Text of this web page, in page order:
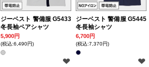
ジーベスト 警備服 G5433
冬長袖ペアシャツ
5,900円
(税込:6,490円)
ジーベスト 警備服 G5445
冬長袖シャツ
6,700円
(税込:7,370円)